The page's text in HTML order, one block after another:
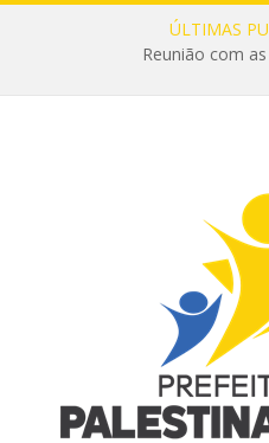
ÚLTIMAS
Reunião com